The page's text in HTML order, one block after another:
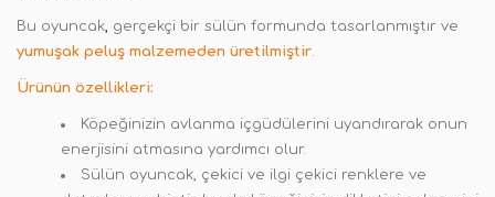
Bu oyuncak, gerçekçi bir sülün formunda tasarlanmıştır ve
yumuşak peluş malzemeden üretilmiştir.
Ürünün özellikleri:
Köpeğinizin avlanma içgüdülerini uyandırarak onun
enerjisini atmasına yardımcı olur.
Sülün oyuncak, çekici ve ilgi çekici renklere ve